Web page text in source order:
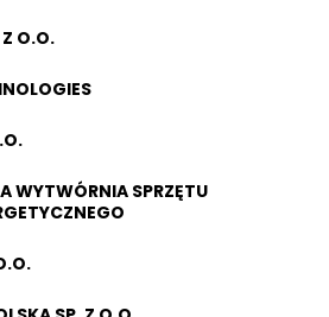
O.O.
WYTWÓRNIA SPRZĘTU